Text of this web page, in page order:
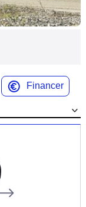
Financer